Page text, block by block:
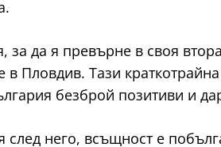
за да я превърне в своя
в Пловдив. Тази
безброй позитиви и
него, всъщност е